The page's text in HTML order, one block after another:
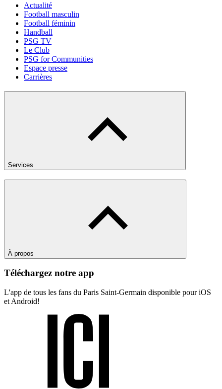
Actualité
Football masculin
Football féminin
Handball
PSG TV
Le Club
PSG for Communities
Espace presse
Carrières
Services
À propos
Téléchargez notre app
L'app de tous les fans du Paris Saint-Germain disponible pour iOS
et Android!